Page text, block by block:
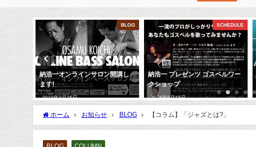
BLOG
納浩一オンラインサロン開講し
ます!
2019年3月25日
SCHEDULE
納浩一 プレゼンツ ゴスペルワー
クショップ
2026年6月15日
ホーム お知らせ BLOG 【コラム】「ジャズとは?」